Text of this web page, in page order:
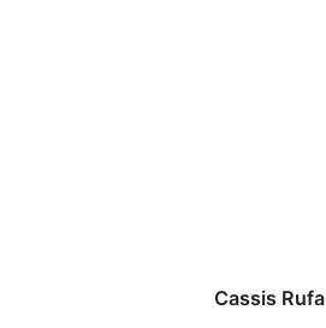
Cassis Rufa